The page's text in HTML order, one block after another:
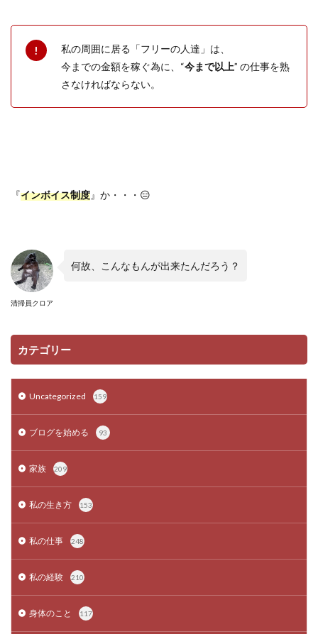
私の周囲に居る「フリーの人達」は、
今までの金額を稼ぐ為に、 “今まで以上” の仕事を熟
さなければならない。
『インボイス制度』か・・・ 😑
清掃員クロア
何故、こんなもんが出来たんだろう？
カテゴリー
Uncategorized 159
ブログを始める 93
家族 209
私の生き方 153
私の仕事 248
私の経験 210
身体のこと 117